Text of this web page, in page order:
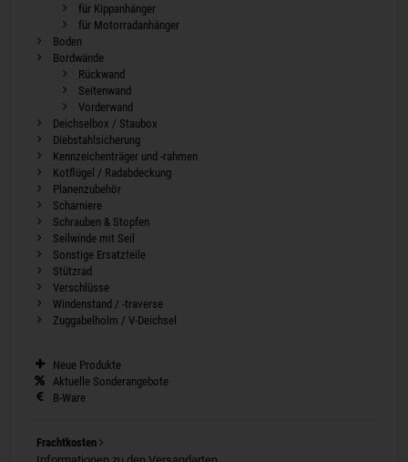
für Kippanhänger
für Motorradanhänger
Boden
Bordwände
Rückwand
Seitenwand
Vorderwand
Deichselbox / Staubox
Diebstahlsicherung
Kennzeichenträger und -rahmen
Kotflügel / Radabdeckung
Planenzubehör
Scharniere
Schrauben & Stopfen
Seilwinde mit Seil
Sonstige Ersatzteile
Stützrad
Verschlüsse
Windenstand / -traverse
Zuggabelholm / V-Deichsel
Neue Produkte
Aktuelle Sonderangebote
B-Ware
Frachtkosten
Informationen zu den Versandarten